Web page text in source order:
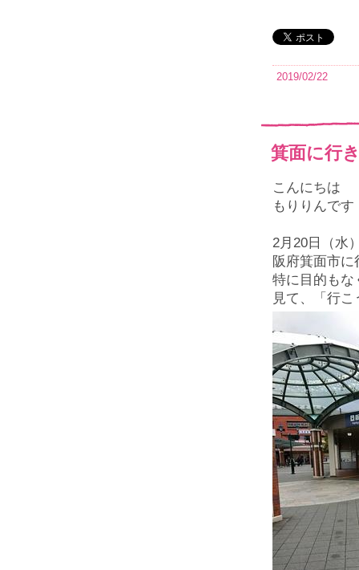
2019/02/22
箕面に行
こんにちは
もりりんです
2月20日（水
阪府箕面市
特に目的もな
見て、「行